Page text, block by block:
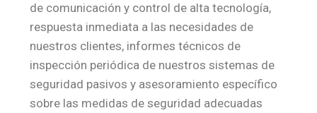
de comunicación y control de alta tecnología,
respuesta inmediata a las necesidades de
nuestros clientes, informes técnicos de
inspección periódica de nuestros sistemas de
seguridad pasivos y asesoramiento específico
sobre las medidas de seguridad adecuadas